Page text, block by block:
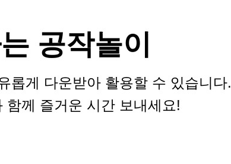
공작놀이
롭게 다운받아 활용할 수 있습니다.
께 즐거운 시간 보내세요!